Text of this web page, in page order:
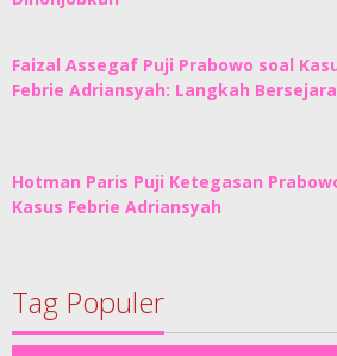
Faizal Assegaf Puji Prabowo soal
Febrie Adriansyah: Langkah
Hotman Paris Puji Ketegasan
Kasus Febrie Adriansyah
Tag Populer